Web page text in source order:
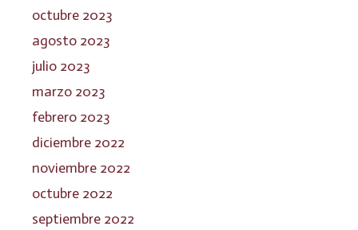
octubre 2023
agosto 2023
julio 2023
marzo 2023
febrero 2023
diciembre 2022
noviembre 2022
octubre 2022
septiembre 2022